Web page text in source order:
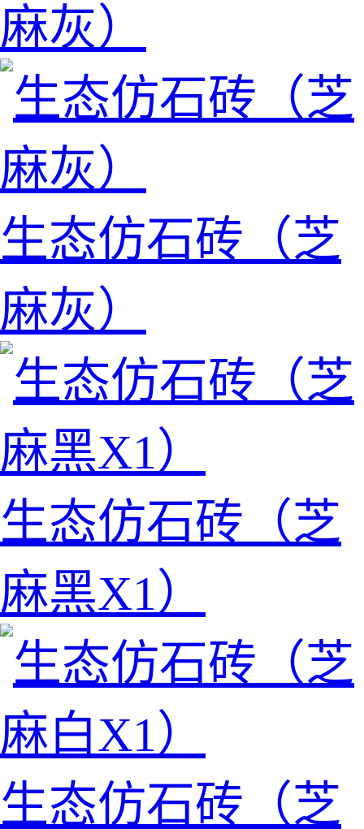
麻灰）
生态仿石砖（芝
麻灰）
生态仿石砖（芝
麻黑X1）
生态仿石砖（芝